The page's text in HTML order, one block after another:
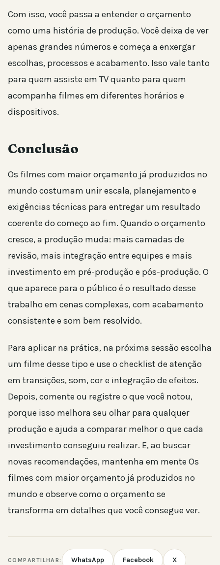
Com isso, você passa a entender o orçamento
como uma história de produção. Você deixa de ver
apenas grandes números e começa a enxergar
escolhas, processos e acabamento. Isso vale tanto
para quem assiste em TV quanto para quem
acompanha filmes em diferentes horários e
dispositivos.
Conclusão
Os filmes com maior orçamento já produzidos no
mundo costumam unir escala, planejamento e
exigências técnicas para entregar um resultado
coerente do começo ao fim. Quando o orçamento
cresce, a produção muda: mais camadas de
revisão, mais integração entre equipes e mais
investimento em pré-produção e pós-produção. O
que aparece para o público é o resultado desse
trabalho em cenas complexas, com acabamento
consistente e som bem resolvido.
Para aplicar na prática, na próxima sessão escolha
um filme desse tipo e use o checklist de atenção
em transições, som, cor e integração de efeitos.
Depois, comente ou registre o que você notou,
porque isso melhora seu olhar para qualquer
produção e ajuda a comparar melhor o que cada
investimento conseguiu realizar. E, ao buscar
novas recomendações, mantenha em mente Os
filmes com maior orçamento já produzidos no
mundo e observe como o orçamento se
transforma em detalhes que você consegue ver.
COMPARTILHAR: WhatsApp Facebook X